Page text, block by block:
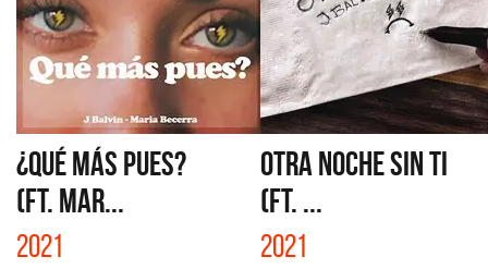
¿QUÉ MÁS PUES?
(FT. MAR...
2021
OTRA NOCHE SIN TI
(FT. ...
2021